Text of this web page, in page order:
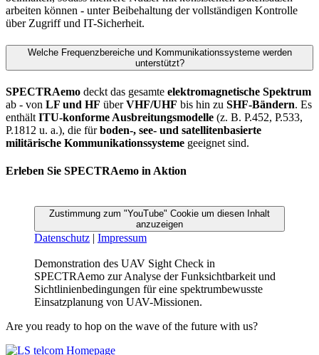
arbeiten können - unter Beibehaltung der vollständigen Kontrolle
über Zugriff und IT-Sicherheit.
Welche Frequenzbereiche und Kommunikationssysteme werden
unterstützt?
SPECTRAemo deckt das gesamte elektromagnetische Spektrum
ab - von LF und HF überVHF/UHF bis hin zu SHF-Bändern. Es
enthält ITU-konforme Ausbreitungsmodelle (z. B. P.452, P.533,
P.1812 u. a.), die fürboden-, see- und satellitenbasierte
militärische Kommunikationssysteme geeignet sind.
Erleben Sie SPECTRAemo in Aktion
Zustimmung zum "YouTube" Cookie um diesen Inhalt
anzuzeigen
Datenschutz | Impressum
Demonstration des UAV Sight Check in
SPECTRAemo zur Analyse der Funk­sichtbarkeit und
Sichtlinienbedingungen für eine spektrumbewusste
Einsatzplanung von UAV-Missionen.
Are you ready to hop on the wave of the future with us?